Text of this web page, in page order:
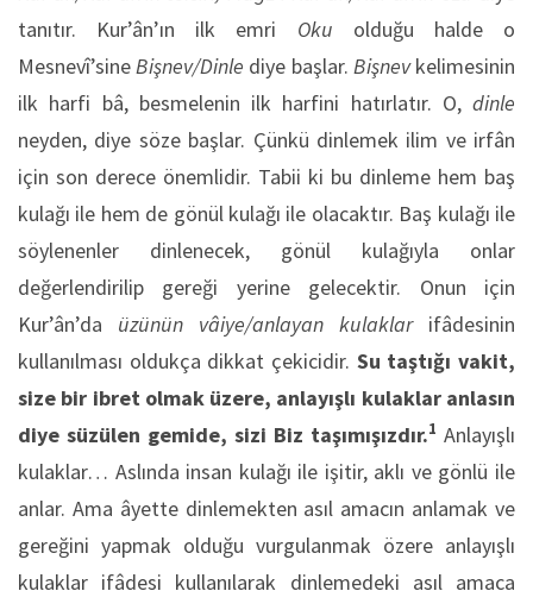
tanıtır. Kur’ân’ın ilk emri Oku olduğu halde o
Mesnevî’sineBişnev/Dinle diye başlar. Bişnevkelimesinin
ilk harfi bâ, besmelenin ilk harfini hatırlatır. O, dinle
neyden, diye söze başlar. Çünkü dinlemek ilim ve irfân
için son derece önemlidir. Tabii ki bu dinleme hem baş
kulağı ile hem de gönül kulağı ile olacaktır. Baş kulağı ile
söylenenler dinlenecek, gönül kulağıyla onlar
değerlendirilip gereği yerine gelecektir. Onun için
Kur’ân’da üzünün vâiye/anlayan kulaklar ifâdesinin
kullanılması oldukça dikkat çekicidir. Su taştığı vakit,
size bir ibret olmak üzere, anlayışlı kulaklar anlasın
diye süzülen gemide, sizi Biz taşımışızdır.1 Anlayışlı
kulaklar… Aslında insan kulağı ile işitir, aklı ve gönlü ile
anlar. Ama âyette dinlemekten asıl amacın anlamak ve
gereğini yapmak olduğu vurgulanmak özere anlayışlı
kulaklar ifâdesi kullanılarak dinlemedeki asıl amaca